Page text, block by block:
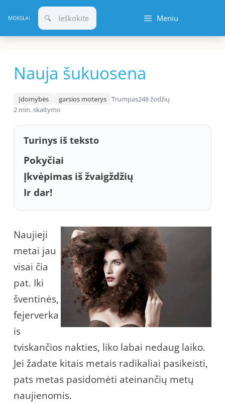
prie
turinio
Meniu
Nauja šukuosena
Įdomybės garsios moterys Trumpas248 žodžių
2 min. skaitymo
Turinys iš teksto
Pokyčiai
Įkvėpimas iš žvaigždžių
Ir dar!
Naujieji
metai jau
visai čia
pat. Iki
šventinės,
fejerverka
is
tviskančios nakties, liko labai nedaug laiko.
Jei žadate kitais metais radikaliai pasikeisti,
pats metas pasidomėti ateinančių metų
naujienomis.